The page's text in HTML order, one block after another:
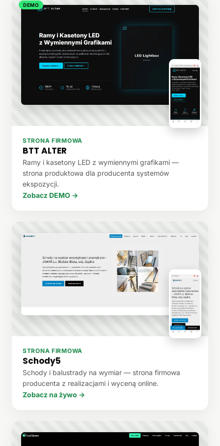
DEMO
STRONA FIRMOWA
BTT ALTER
Ramy i kasetony LED z wymiennymi grafikami —
strona produktowa dla producenta systemów
ekspozycji.
Zobacz DEMO →
STRONA FIRMOWA
Schody5
Schody i balustrady na wymiar — strona firmowa
producenta z realizacjami i wyceną online.
Zobacz na żywo →